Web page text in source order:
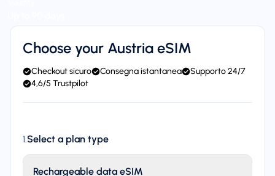
Choose your Austria eSIM
Checkout sicuro Consegna istantanea
Supporto 24/7
4,6/5 Trustpilot
1.Select a plan type
Rechargeable data eSIM